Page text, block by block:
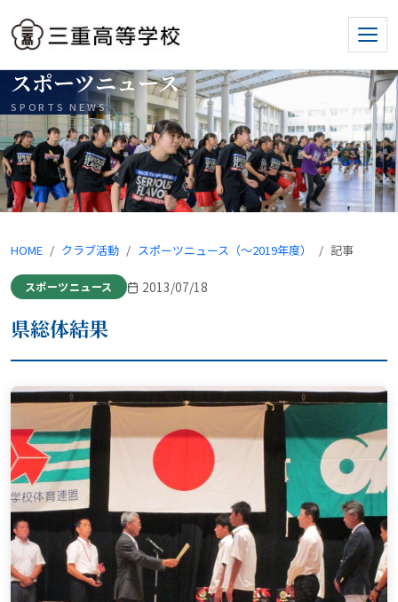
スポーツニュース
SPORTS NEWS
HOME クラブ活動 スポーツニュース（〜2019年度） 記事
スポーツニュース 2013/07/18
県総体結果